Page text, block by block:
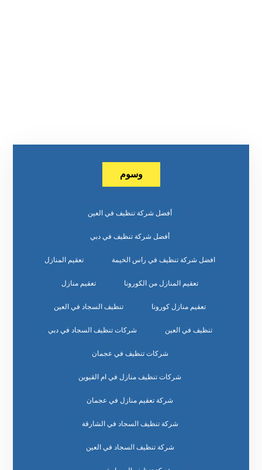
وسوم
أفضل شركة تنظيف في العين
أفضل شركة تنظيف في دبي
افضل شركة تنظيف في راس الخيمة تعقيم المنازل
تعقيم المنازل من الكورونا تعقيم منازل
تعقيم منازل كورونا تنظيف السجاد في العين
تنظيف في العين شركات تنظيف السجاد في دبي
شركات تنظيف في عجمان
شركات تنظيف منازل في ام القيوين
شركة تعقيم منازل في عجمان
شركة تنظيف السجاد في الشارقة
شركة تنظيف السجاد في العين